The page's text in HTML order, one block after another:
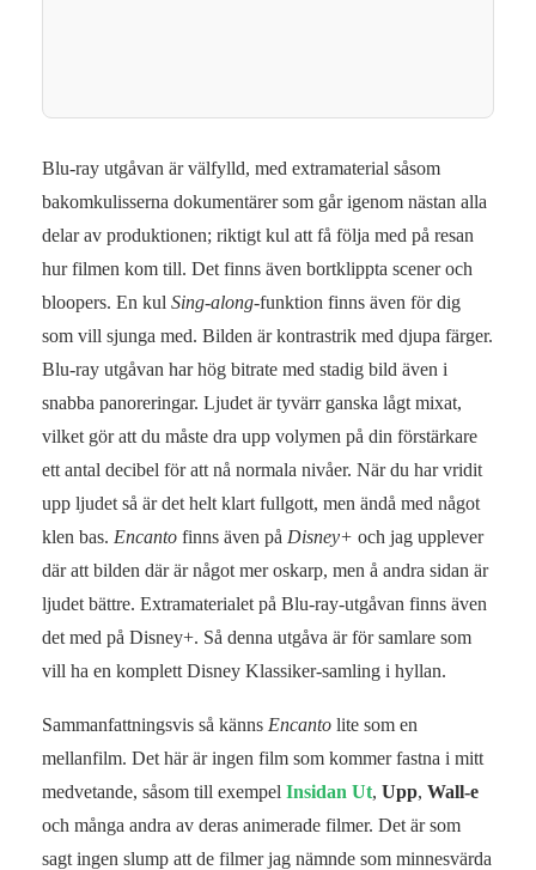
Blu-ray utgåvan är välfylld, med extramaterial såsom
bakomkulisserna dokumentärer som går igenom nästan alla
delar av produktionen; riktigt kul att få följa med på resan
hur filmen kom till. Det finns även bortklippta scener och
bloopers. En kul Sing-along-funktion finns även för dig
som vill sjunga med. Bilden är kontrastrik med djupa färger.
Blu-ray utgåvan har hög bitrate med stadig bild även i
snabba panoreringar. Ljudet är tyvärr ganska lågt mixat,
vilket gör att du måste dra upp volymen på din förstärkare
ett antal decibel för att nå normala nivåer. När du har vridit
upp ljudet så är det helt klart fullgott, men ändå med något
klen bas. Encanto finns även på Disney+ och jag upplever
där att bilden där är något mer oskarp, men å andra sidan är
ljudet bättre. Extramaterialet på Blu-ray-utgåvan finns även
det med på Disney+. Så denna utgåva är för samlare som
vill ha en komplett Disney Klassiker-samling i hyllan.
Sammanfattningsvis så känns Encanto lite som en
mellanfilm. Det här är ingen film som kommer fastna i mitt
medvetande, såsom till exempel Insidan Ut, Upp, Wall-e
och många andra av deras animerade filmer. Det är som
sagt ingen slump att de filmer jag nämnde som minnesvärda